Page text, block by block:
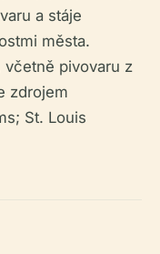
a stáje
města.
včetně pivovaru z
zdrojem
St. Louis